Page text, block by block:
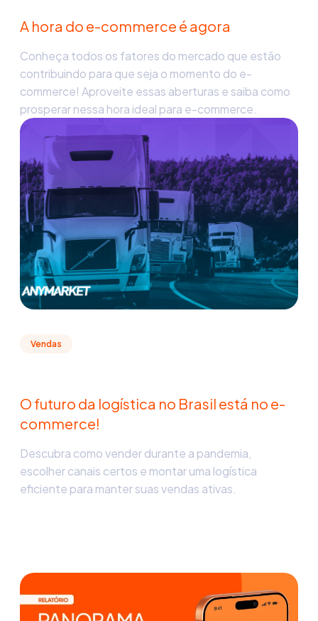
A hora do e-commerce é agora
Conheça todos os fatores do mercado que estão
contribuindo para que seja o momento do e-
commerce! Aproveite essas aberturas e saiba como
prosperar nessa hora ideal para e-commerce.
Vendas
O futuro da logística no Brasil está no e-
commerce!
Descubra como vender durante a pandemia,
escolher canais certos e montar uma logística
eficiente para manter suas vendas ativas.